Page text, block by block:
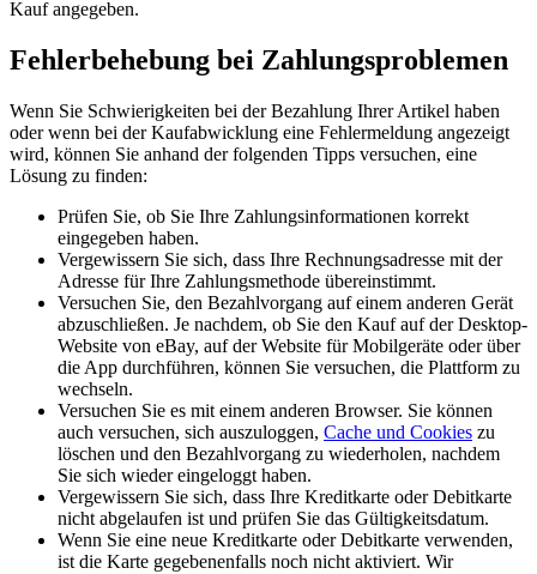
Kauf angegeben.
Fehlerbehebung bei Zahlungsproblemen
Wenn Sie Schwierigkeiten bei der Bezahlung Ihrer Artikel haben
oder wenn bei der Kaufabwicklung eine Fehlermeldung angezeigt
wird, können Sie anhand der folgenden Tipps versuchen, eine
Lösung zu finden:
Prüfen Sie, ob Sie Ihre Zahlungsinformationen korrekt
eingegeben haben.
Vergewissern Sie sich, dass Ihre Rechnungsadresse mit der
Adresse für Ihre Zahlungsmethode übereinstimmt.
Versuchen Sie, den Bezahlvorgang auf einem anderen Gerät
abzuschließen. Je nachdem, ob Sie den Kauf auf der Desktop-
Website von eBay, auf der Website für Mobilgeräte oder über
die App durchführen, können Sie versuchen, die Plattform zu
wechseln.
Versuchen Sie es mit einem anderen Browser. Sie können
auch versuchen, sich auszuloggen, Cache und Cookies zu
löschen und den Bezahlvorgang zu wiederholen, nachdem
Sie sich wieder eingeloggt haben.
Vergewissern Sie sich, dass Ihre Kreditkarte oder Debitkarte
nicht abgelaufen ist und prüfen Sie das Gültigkeitsdatum.
Wenn Sie eine neue Kreditkarte oder Debitkarte verwenden,
ist die Karte gegebenenfalls noch nicht aktiviert. Wir